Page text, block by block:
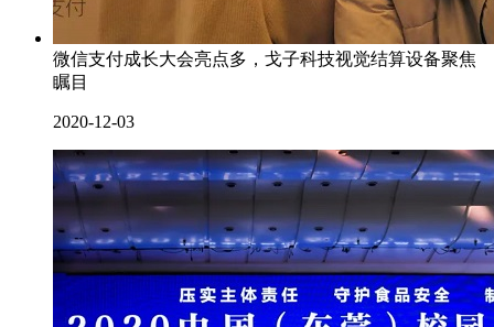
微信支付成长大会亮点多，戈子科技视觉结算设备聚焦
瞩目
2020-12-03